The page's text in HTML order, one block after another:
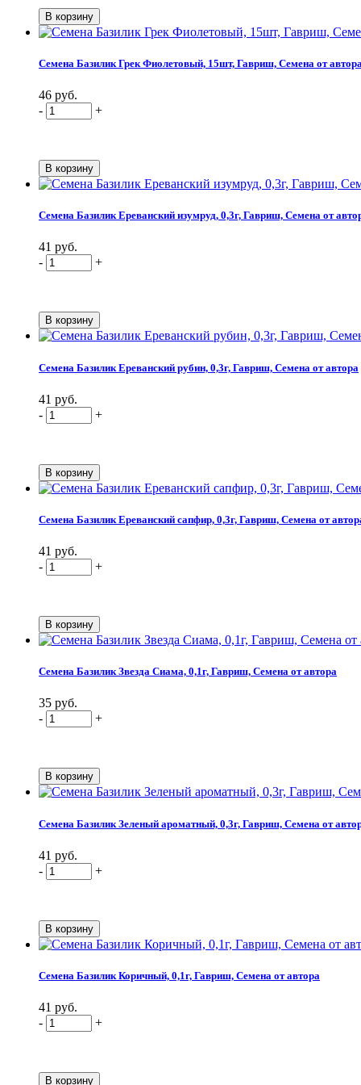
Семена Базилик Грек Фиолетовый, 15шт, Гавриш, Семена от
46 руб.
-
+
Семена Базилик Ереванский изумруд, 0,3г, Гавриш, Семена от
41 руб.
-
+
Семена Базилик Ереванский рубин, 0,3г, Гавриш, Семена от автора
41 руб.
-
+
Семена Базилик Ереванский сапфир, 0,3г, Гавриш, Семена от
41 руб.
-
+
Семена Базилик Звезда Сиама, 0,1г, Гавриш, Семена от автора
35 руб.
-
+
Семена Базилик Зеленый ароматный, 0,3г, Гавриш, Семена от
41 руб.
-
+
Семена Базилик Коричный, 0,1г, Гавриш, Семена от автора
41 руб.
-
+